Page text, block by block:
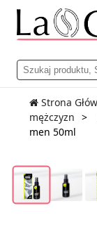
Strona
mężczyzn
men 50ml